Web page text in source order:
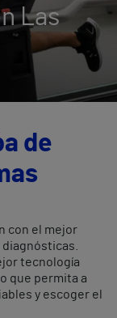
Las
de
con el mejor
tecnología
que permita a
y escoger el